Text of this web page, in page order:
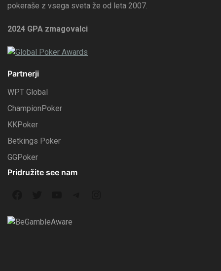
pokeraše z vsega sveta že od leta 2007.
2024 GPA zmagovalci
Partnerji
WPT Global
ChampionPoker
KKPoker
Betkings Poker
GGPoker
Pridružite see nam
a
w
o